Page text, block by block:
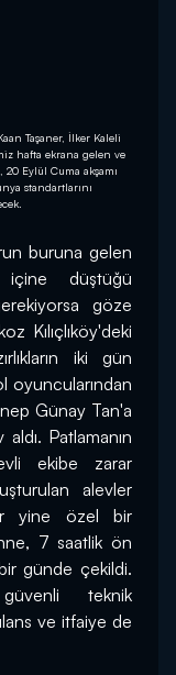
Taşaner, İlker Kaleli
hafta ekrana gelen ve
Eylül Cuma akşamı
standartlarını
buruna gelen
düştüğü
göze
Kılıçlıköy'deki
iki gün
oyuncularından
Günay Tan'a
Patlamanın
ekibe zarar
alevler
yine özel bir
7 saatlik ön
günde çekildi.
teknik
ve itfaiye de